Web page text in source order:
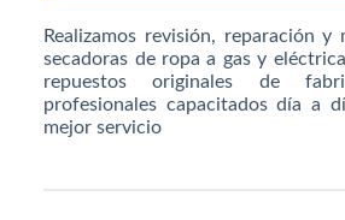
Realizamos revisión, reparación y
secadoras de ropa a gas y
repuestos originales de
profesionales capacitados día a
mejor servicio